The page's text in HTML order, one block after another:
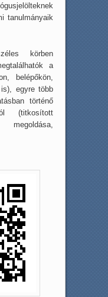
tanulmányaik
körben
a
belépőkön,
egyre több
történő
(titkosított